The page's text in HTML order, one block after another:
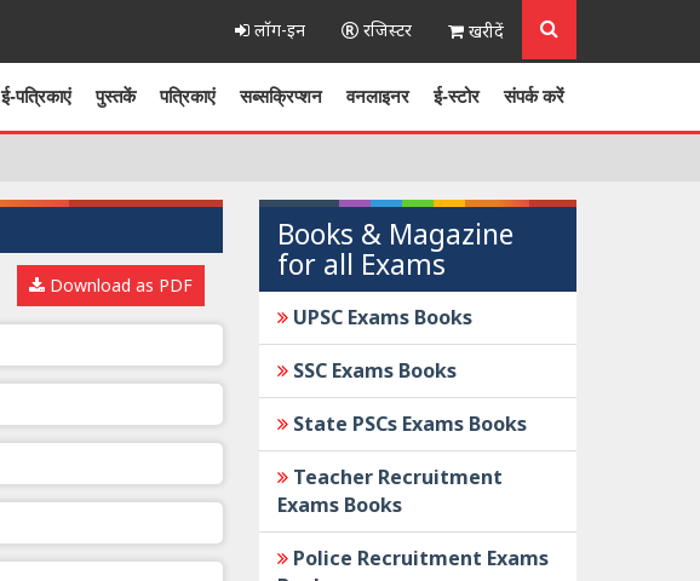
लॉग-इन रजिस्टर खरीदें
ई-पत्रिकाएं पुस्तकें पत्रिकाएं सब्सक्रिप्शन वनलाइनर ई-स्टोर संपर्क करें
Download as PDF
Books & Magazine
for all Exams
UPSC Exams Books
SSC Exams Books
State PSCs Exams Books
Teacher Recruitment
Exams Books
Police Recruitment Exams